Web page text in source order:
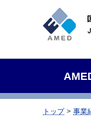
トップ 事業